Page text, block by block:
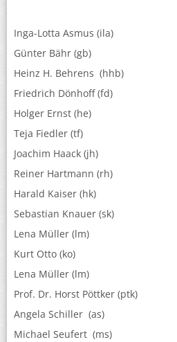
Inga-Lotta Asmus (ila)
Günter Bähr (gb)
Heinz H. Behrens (hhb)
Friedrich Dönhoff (fd)
Holger Ernst (he)
Teja Fiedler (tf)
Joachim Haack (jh)
Reiner Hartmann (rh)
Harald Kaiser (hk)
Sebastian Knauer (sk)
Lena Müller (lm)
Kurt Otto (ko)
Lena Müller (lm)
Prof. Dr. Horst Pöttker (ptk)
Angela Schiller (as)
Michael Seufert (ms)